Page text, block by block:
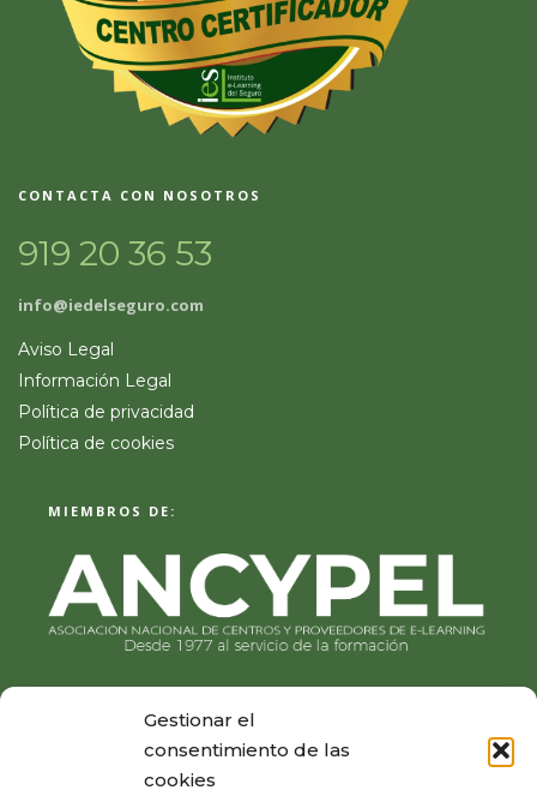
Gestionar el
consentimiento de las
cookies
CONTACTA CON NOSOTROS
919 20 36 53
info@iedelseguro.com
Aviso Legal
Información Legal
Política de privacidad
Política de cookies
MIEMBROS DE: